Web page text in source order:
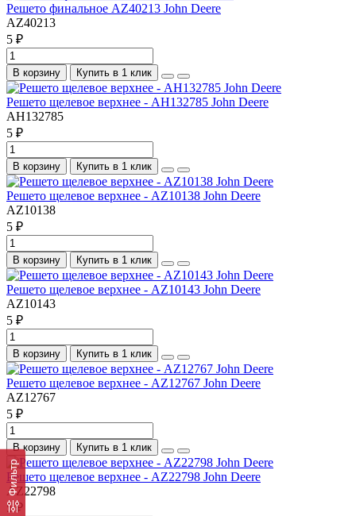
Фильтр
Решето финальное AZ40213 John Deere
AZ40213
5 ₽
В корзину Купить в 1 клик
Решето щелевое верхнее - AH132785 John Deere
AH132785
5 ₽
В корзину Купить в 1 клик
Решето щелевое верхнее - AZ10138 John Deere
AZ10138
5 ₽
В корзину Купить в 1 клик
Решето щелевое верхнее - AZ10143 John Deere
AZ10143
5 ₽
В корзину Купить в 1 клик
Решето щелевое верхнее - AZ12767 John Deere
AZ12767
5 ₽
В корзину Купить в 1 клик
Решето щелевое верхнее - AZ22798 John Deere
AZ22798
5 ₽